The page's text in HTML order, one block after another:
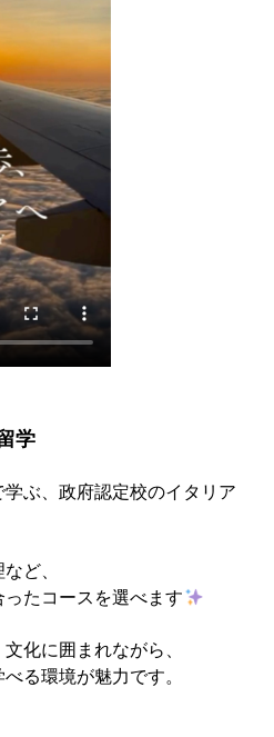
学
ぶ、政府認定校のイタリア
ど、
たコースを選べます
化に囲まれながら、
る環境が魅力です。